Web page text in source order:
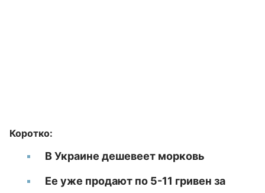
Коротко:
В Украине дешевеет морковь
Ее уже продают по 5-11 гривен за